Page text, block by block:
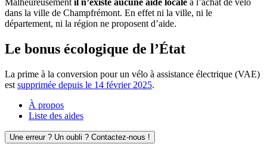
Malheureusement il n’existe aucune aide locale à l’achat de vélo
dans la ville de Champfrémont. En effet ni la ville, ni le
département, ni la région ne proposent d’aide.
Le bonus écologique de l’État
La prime à la conversion pour un vélo à assistance électrique (VAE)
est supprimée depuis le 14 février 2025.
À propos
Liste des aides
Une erreur ? Un oubli ? Contactez-nous !